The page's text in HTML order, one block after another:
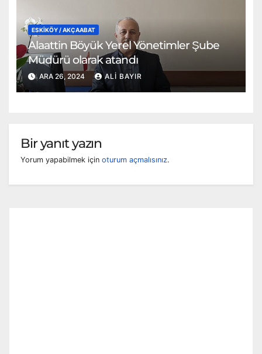
ESKİKÖY / AKÇAABAT
Alaattin Böyük Yerel Yönetimler Şube
Müdürü olarak atandı
ARA 26, 2024 ALI BAYIR
Bir yanıt yazın
Yorum yapabilmek için oturum açmalısınız.